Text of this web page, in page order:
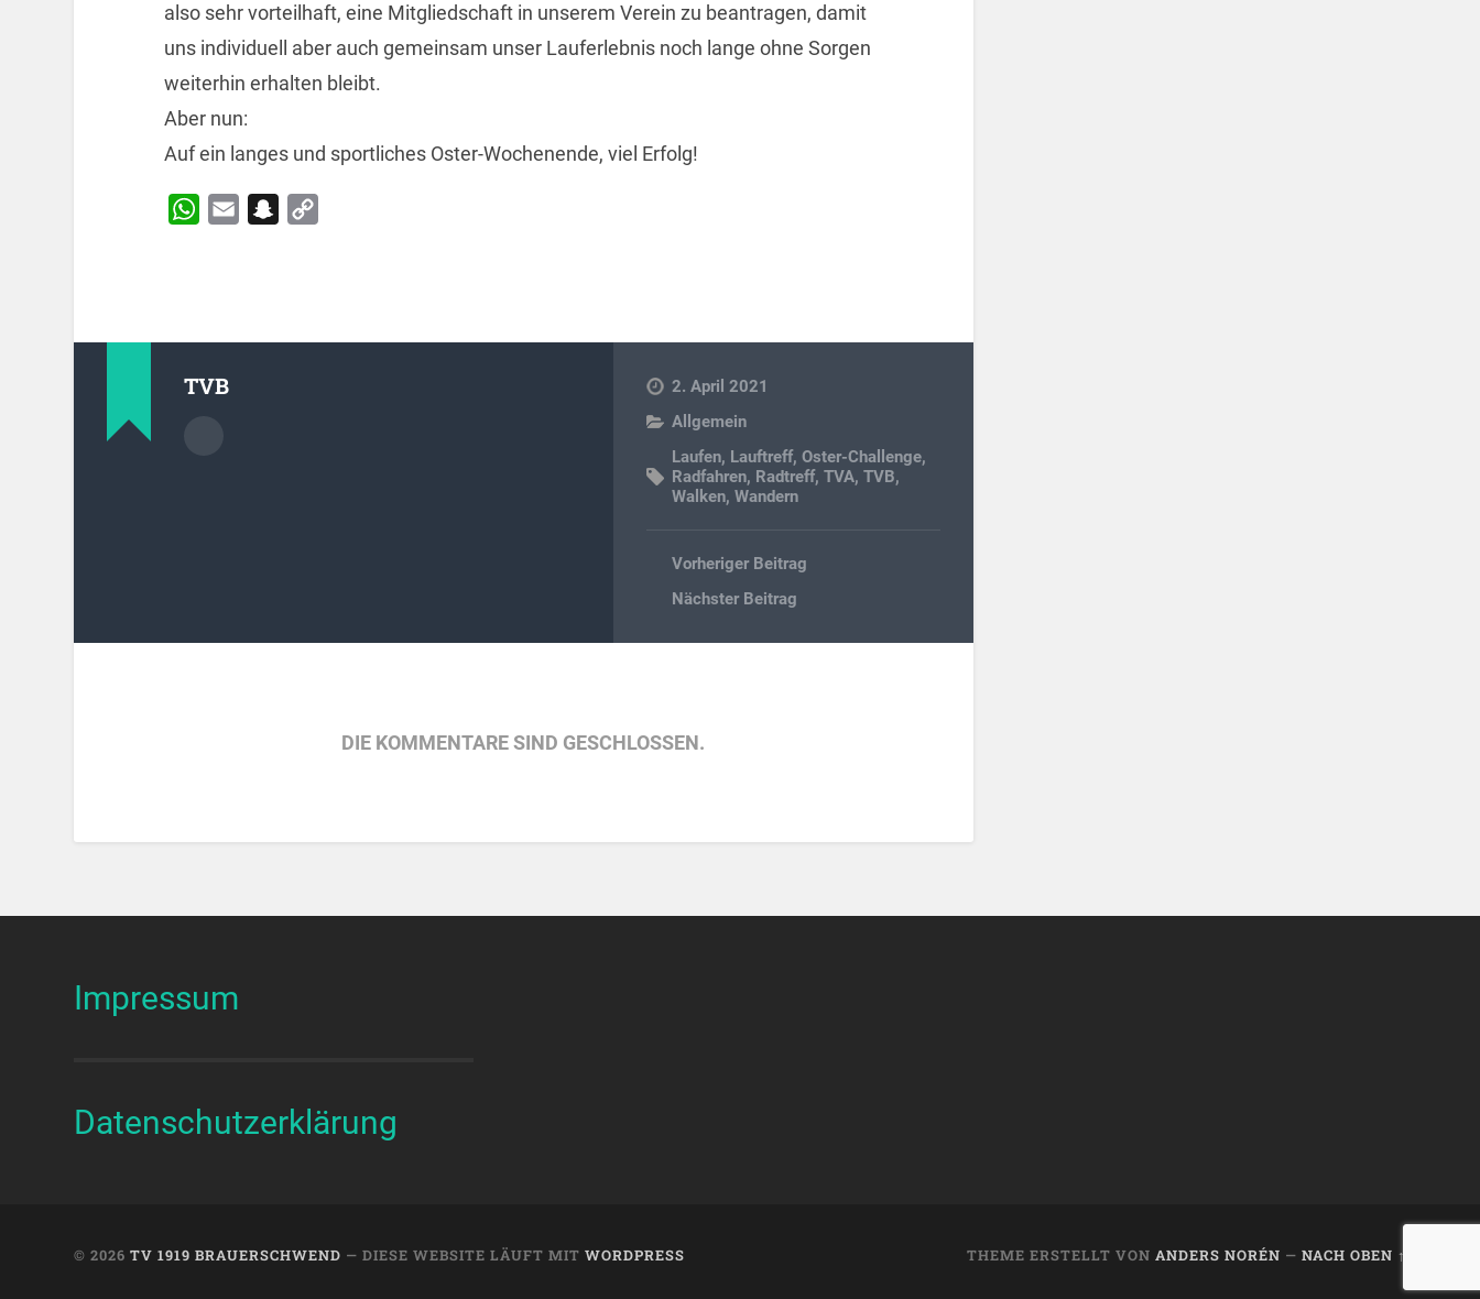
also sehr vorteilhaft, eine Mitgliedschaft in unserem Verein zu beantragen, damit
uns individuell aber auch gemeinsam unser Lauferlebnis noch lange ohne Sorgen
weiterhin erhalten bleibt.
Aber nun:
Auf ein langes und sportliches Oster-Wochenende, viel Erfolg!
WhatsApp
Email Snapchat
TVB
2. April 2021
Allgemein
Laufen, Lauftreff,Oster-Challenge,
Radfahren, Radtreff,TVA,TVB,
Walken,Wandern
Vorheriger Beitrag
Nächster Beitrag
DIE KOMMENTARE SIND GESCHLOSSEN.
Impressum
Datenschutzerklärung
© 2026TV 1919 BRAUERSCHWEND — DIESE WEBSITE LÄUFT MITWORDPRESS THEME ERSTELLT VON ANDERS NORÉN — NACH OBEN ↑